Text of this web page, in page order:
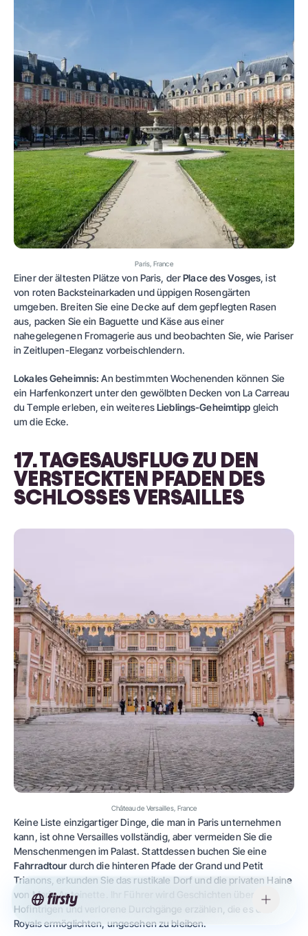
Paris, France
Einer der ältesten Plätze von Paris, derPlace des Vosges, ist
von roten Backsteinarkaden und üppigen Rosengärten
umgeben. Breiten Sie eine Decke auf dem gepflegten Rasen
aus, packen Sie ein Baguette und Käse aus einer
nahegelegenen Fromagerie aus und beobachten Sie, wie Pariser
in Zeitlupen-Eleganz vorbeischlendern.
Lokales Geheimnis: An bestimmten Wochenenden können Sie
ein Harfenkonzert unter den gewölbten Decken von La Carreau
du Temple erleben, ein weiteresLieblings-Geheimtipp gleich
um die Ecke.
17. TAGESAUSFLUG ZU DEN
VERSTECKTEN PFADEN DES
SCHLOSSES VERSAILLES
Château de Versailles, France
Keine Liste einzigartiger Dinge, die man in Paris unternehmen
kann, ist ohne Versailles vollständig, aber vermeiden Sie die
Menschenmengen im Palast. Stattdessen buchen Sie eine
Fahrradtour durch die hinteren Pfade der Grand und Petit
Trianons, erkunden Sie das rustikale Dorf und die privaten Haine
von Marie Antoinette. Ihr Führer wird Geschichten über
Hofintrigen und verlorene Durchgänge erzählen, die es den
Royals ermöglichten, ungesehen zu bleiben.